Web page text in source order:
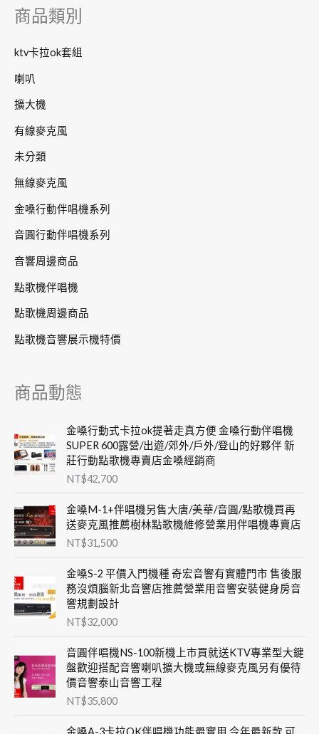
:商品類別
ktv卡拉ok套組
喇叭
擴大機
有線麥克風
未分類
無線麥克風
金嗓行動伴唱機系列
音圓行動伴唱機系列
音響周邊商品
點歌機伴唱機
點歌機周邊商品
點歌機音響展示機特價
商品動態
金嗓行動式卡拉ok提著走真方便 金嗓行動伴唱機
SUPER 600露營/出遊/郊外/戶外/登山的好夥伴 新
莊行動點歌機專賣店金嗓經銷商
NT$42,700
金嗓M-1+伴唱機另售大唐/美華/音圓/點歌機買再
送麥克風推薦樹林點歌機維修營業用伴唱機專賣店
NT$31,500
金嗓S-2 平價入門機種 奇宏音響有實體門市 售後服
務沒煩腦新北音響店推薦營業用音響安裝健身房音
響規劃設計
NT$32,000
音圓伴唱機NS-100新機上市買就送KTV專業型大鍵
盤歡迎搭配音響喇叭擴大機或無線麥克風另有優待
價音響泰山音響工程
NT$35,800
金嗓A-3卡拉OK伴唱機功能最實用 今年最新款 可